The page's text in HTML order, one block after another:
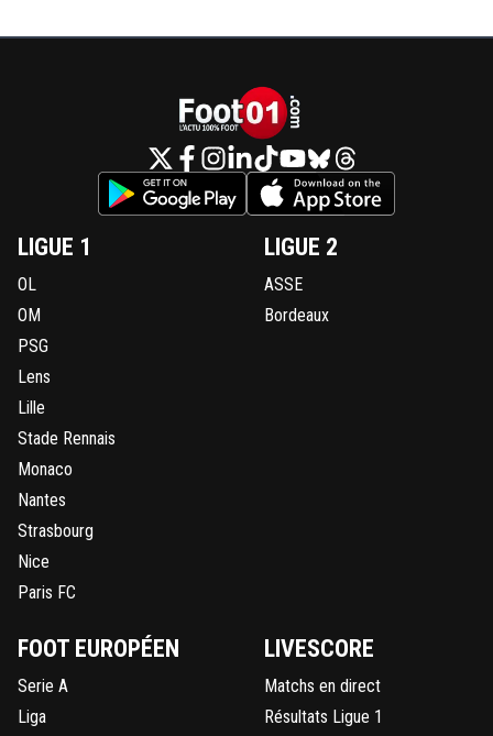
LIGUE 1
OL
OM
PSG
Lens
Lille
Stade Rennais
Monaco
Nantes
Strasbourg
Nice
Paris FC
LIGUE 2
ASSE
Bordeaux
FOOT EUROPÉEN
Serie A
Liga
LIVESCORE
Matchs en direct
Résultats Ligue 1